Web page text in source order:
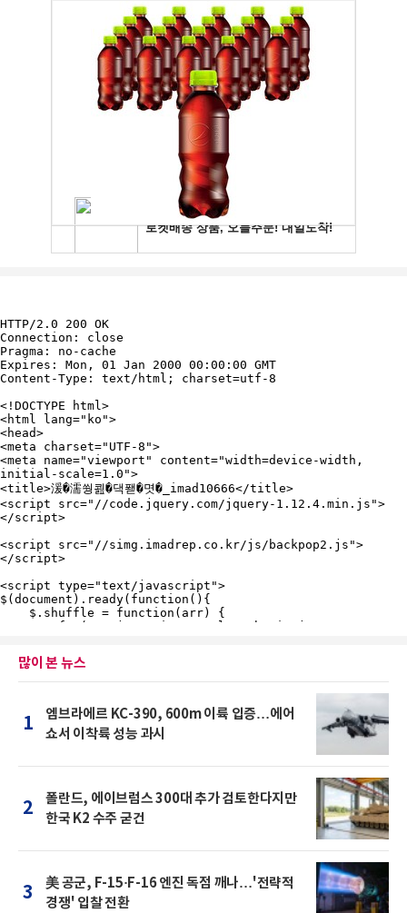
많이 본 뉴스
1
엠브라에르 KC-390, 600m 이륙 입증…에어
쇼서 이착륙 성능 과시
2
폴란드, 에이브럼스 300대 추가 검토한다지만
한국 K2 수주 굳건
3
美 공군, F-15·F-16 엔진 독점 깨나…'전략적
경쟁' 입찰 전환